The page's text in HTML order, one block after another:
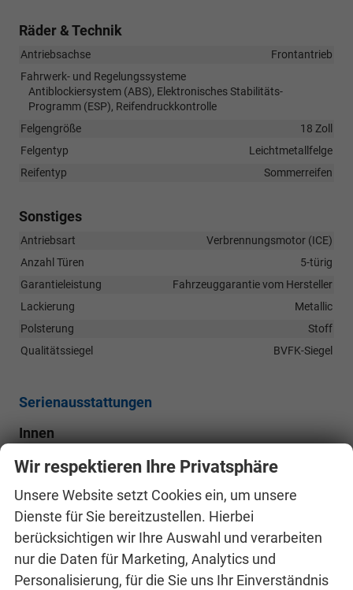
Räder & Technik
Antriebsachse
Frontantrieb
Fahrwerk- und Regelungssysteme
Antiblockiersystem (ABS), Elektronisches Stabilitäts-
Programm (ESP), Reifendruckkontrolle
Felgengröße
18 Zoll
Felgentyp
Leichtmetallfelge
Reifentyp
Sommerreifen
Sonstiges
Antriebsart
Verbrennungsmotor (ICE)
Anzahl Türen
5-türig
Garantieleistung
Fahrzeuggarantie vom Hersteller
Lackierung
Metallic
Polsterung
Stoff
Qualitätssiegel
BVFK-Siegel
Serienausstattungen
Innen
Dachhaltegriffe vorne/hinten
Fahrer-/Beifahrersitz höhenverstellbar
Gepäckraumabdeckung
vorhanden
Gepäckraumbeleuchtung
Make-up-Spiegel für den Fahrer in der Sonnenblende
Rücksitzlehne 1/3 : 2/3 geteilt umlegbar
vorhanden
Wir respektieren Ihre Privatsphäre
Unsere Website setzt Cookies ein, um unsere
Dienste für Sie bereitzustellen. Hierbei
berücksichtigen wir Ihre Auswahl und verarbeiten
nur die Daten für Marketing, Analytics und
Personalisierung, für die Sie uns Ihr Einverständnis